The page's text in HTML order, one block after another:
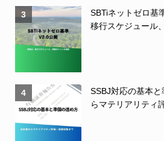
3
SBTiネットゼロ基
移行スケジュール
4
SSBJ対応の基本
らマテリアリティ